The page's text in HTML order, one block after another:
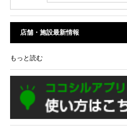
店舗・施設最新情報
もっと読む